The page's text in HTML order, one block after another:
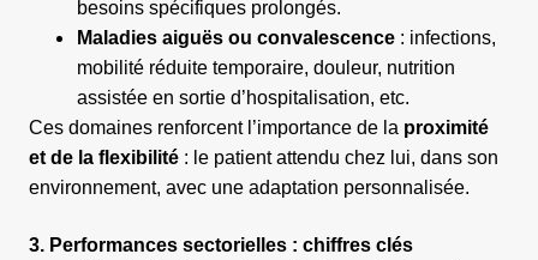
besoins spécifiques prolongés.
Maladies aiguës ou convalescence : infections,
mobilité réduite temporaire, douleur, nutrition
assistée en sortie d’hospitalisation, etc.
Ces domaines renforcent l’importance de la proximité
et de la flexibilité : le patient attendu chez lui, dans son
environnement, avec une adaptation personnalisée.
3. Performances sectorielles : chiffres clés